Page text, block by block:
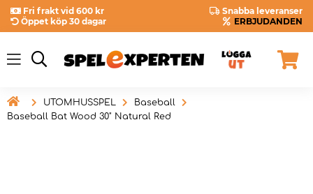
Fri frakt vid 600 kr
Snabba leveranser
Öppet köp 30 dagar
ERBJUDANDEN
 UTOMHUSSPEL
Baseball
Baseball Bat Wood 30" Natural Red